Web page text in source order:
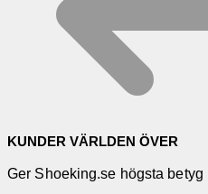
KUNDER VÄRLDEN ÖVER
Ger Shoeking.se högsta betyg